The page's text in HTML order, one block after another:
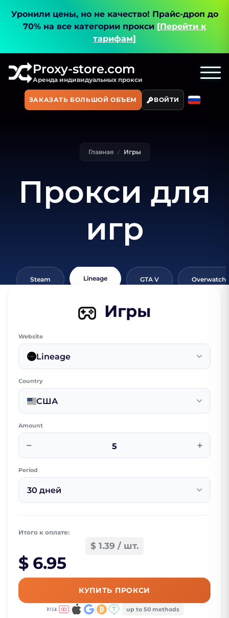
Уронили цены, но не качество! Прайс-дроп до
70% на все категории прокси [Перейти к
тарифам]
Proxy-store.com
Аренда индивидуальных прокси
ЗАКАЗАТЬ БОЛЬШОЙ ОБЪЕМ ВОЙТИ
Главная Игры
Прокси для
игр
Steam Lineage GTA V Overwatch
Игры
Website
Lineage
Country
США
Amount
− +
Period
30 дней
Итого к оплате:
$ 1.39 / шт.
$ 6.95
КУПИТЬ ПРОКСИ
up to 50 methods